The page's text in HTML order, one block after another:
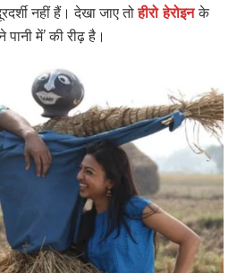
नहीं हैं। देखा जाए तोहीरो हेरोइनके
में’ की रीढ़ है।